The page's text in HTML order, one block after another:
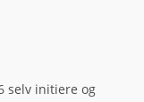
selv initiere og